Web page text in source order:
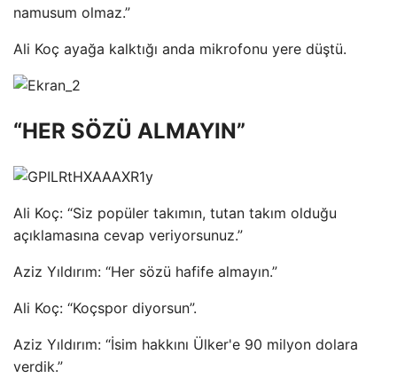
namusum olmaz.”
Ali Koç ayağa kalktığı anda mikrofonu yere düştü.
“HER SÖZÜ ALMAYIN”
Ali Koç: “Siz popüler takımın, tutan takım olduğu
açıklamasına cevap veriyorsunuz.”
Aziz Yıldırım: “Her sözü hafife almayın.”
Ali Koç: “Koçspor diyorsun”.
Aziz Yıldırım: “İsim hakkını Ülker'e 90 milyon dolara
verdik.”